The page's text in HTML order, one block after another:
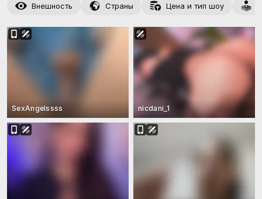
Внешность Страны Цена и тип шоу
SexAngelssss nicdani_1